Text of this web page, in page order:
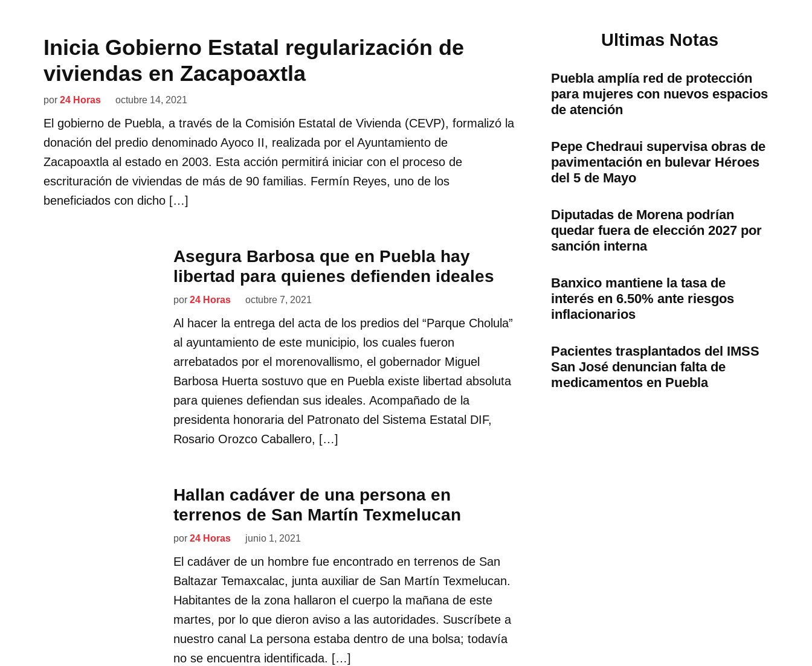
Inicia Gobierno Estatal regularización de
viviendas en Zacapoaxtla
por 24 Horas octubre 14, 2021
El gobierno de Puebla, a través de la Comisión Estatal de Vivienda (CEVP), formalizó la
donación del predio denominado Ayoco II, realizada por el Ayuntamiento de
Zacapoaxtla al estado en 2003. Esta acción permitirá iniciar con el proceso de
escrituración de viviendas de más de 90 familias. Fermín Reyes, uno de los
beneficiados con dicho […]
Asegura Barbosa que en Puebla hay
libertad para quienes defienden ideales
por 24 Horas octubre 7, 2021
Al hacer la entrega del acta de los predios del “Parque Cholula”
al ayuntamiento de este municipio, los cuales fueron
arrebatados por el morenovallismo, el gobernador Miguel
Barbosa Huerta sostuvo que en Puebla existe libertad absoluta
para quienes defiendan sus ideales. Acompañado de la
presidenta honoraria del Patronato del Sistema Estatal DIF,
Rosario Orozco Caballero, […]
Hallan cadáver de una persona en
terrenos de San Martín Texmelucan
por 24 Horas junio 1, 2021
El cadáver de un hombre fue encontrado en terrenos de San
Baltazar Temaxcalac, junta auxiliar de San Martín Texmelucan.
Habitantes de la zona hallaron el cuerpo la mañana de este
martes, por lo que dieron aviso a las autoridades. Suscríbete a
nuestro canal La persona estaba dentro de una bolsa; todavía
no se encuentra identificada. […]
Ultimas Notas
Puebla amplía red de protección
para mujeres con nuevos espacios
de atención
Pepe Chedraui supervisa obras de
pavimentación en bulevar Héroes
del 5 de Mayo
Diputadas de Morena podrían
quedar fuera de elección 2027 por
sanción interna
Banxico mantiene la tasa de
interés en 6.50% ante riesgos
inflacionarios
Pacientes trasplantados del IMSS
San José denuncian falta de
medicamentos en Puebla